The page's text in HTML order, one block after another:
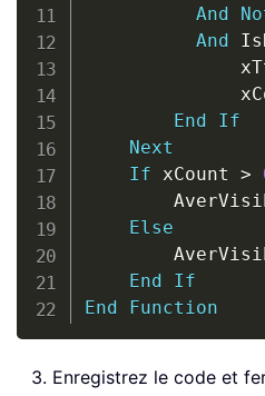
And
And
End
If
Next
If xCount >
Else
End
If
End
Function
3. Enregistrez le code et